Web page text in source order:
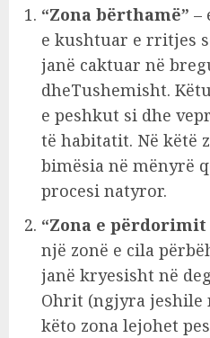
“Zona bërthamë” –
e kushtuar e rritjes
janë caktuar në
dheTushemisht.
e peshkut si dhe
të habitatit. Në këtë
bimësia në mënyrë
procesi natyror.
“Zona e
një zonë e cila
janë kryesisht në
Ohrit (ngjyra jeshile
këto zona lejohet